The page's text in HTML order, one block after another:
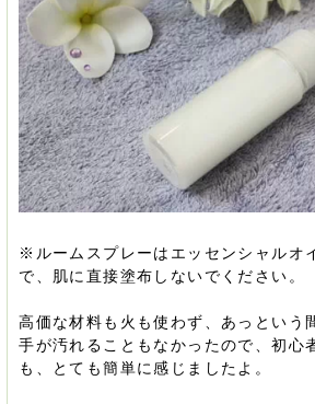
※ルームスプレーはエッセンシャルオ
で、肌に直接塗布しないでください。
高価な材料も火も使わず、あっという
手が汚れることもなかったので、初心
も、とても簡単に感じましたよ。